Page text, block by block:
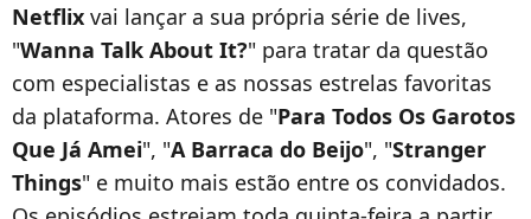
Netflix vai lançar a sua própria série de lives,
"Wanna Talk About It?" para tratar da questão
com especialistas e as nossas estrelas favoritas
da plataforma. Atores de "Para Todos Os Garotos
Que Já Amei", "A Barraca do Beijo", "Stranger
Things" e muito mais estão entre os convidados.